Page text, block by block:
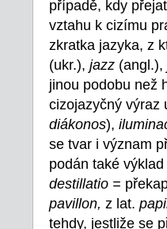
případě, kdy
vztahu k cizímu
zkratka jazyka, z
(ukr.), jazz (angl.),
jinou podobu než
cizojazyčný výraz
diákonos),
se tvar i význam
podán také
destillatio =
pavillon, z lat.
tehdy, jestliže se